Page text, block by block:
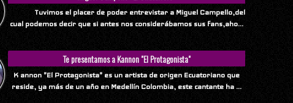
Tuvimos el placer de poder entrevistar a Miguel Campello,del
cual podemos decir que si antes nos considerábamos sus fans,aho...
Te presentamos a Kannon "El Protagonista"
K annon "El Protagonista" es un artista de origen Ecuatoriano que
reside, ya más de un año en Medellín Colombia, este cantante ha ...